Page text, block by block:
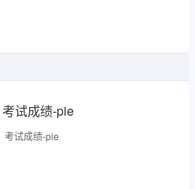
考试成绩-pie